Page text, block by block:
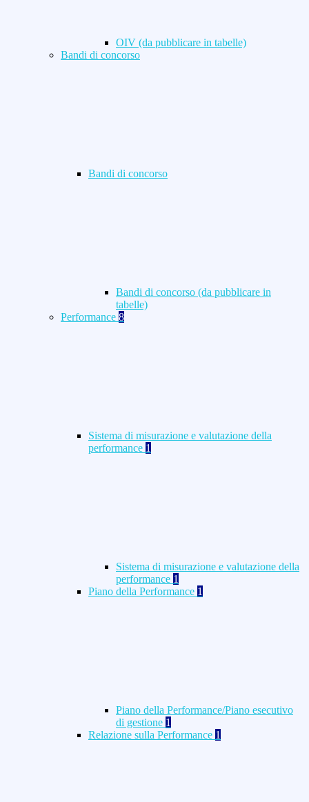
OIV (da pubblicare in tabelle)
Bandi di concorso
Bandi di concorso
Bandi di concorso (da pubblicare in
tabelle)
Performance 8
Sistema di misurazione e valutazione della
performance 1
Sistema di misurazione e valutazione della
performance 1
Piano della Performance 1
Piano della Performance/Piano esecutivo
di gestione 1
Relazione sulla Performance 1